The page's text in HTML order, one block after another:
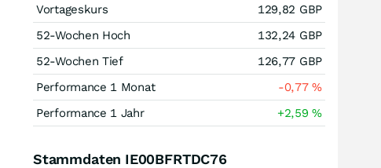
Vortageskurs
129,82 GBP
52-Wochen Hoch
132,24 GBP
52-Wochen Tief
126,77 GBP
Performance 1 Monat
-0,77%
Performance 1 Jahr
+2,59%
Stammdaten IE00BFRTDC76